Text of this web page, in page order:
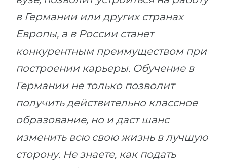
в Германии или других странах
Европы, а в России станет
конкурентным преимуществом при
построении карьеры. Обучение в
Германии не только позволит
получить действительно классное
образование, но и даст шанс
изменить всю свою жизнь в лучшую
сторону. Не знаете, как подать